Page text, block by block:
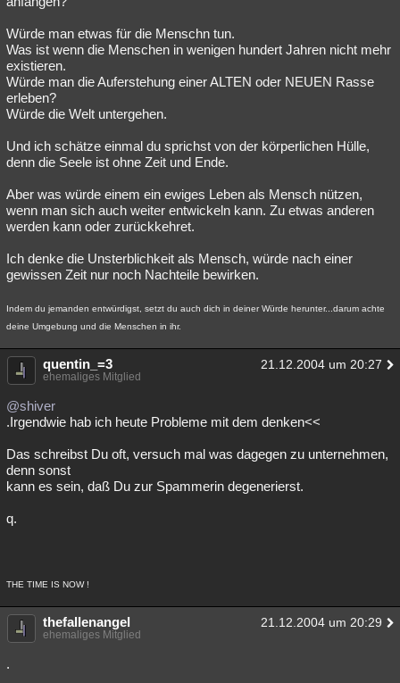
Würde man etwas für die Menschn tun.
Was ist wenn die Menschen in wenigen hundert Jahren nicht mehr
existieren.
Würde man die Auferstehung einer ALTEN oder NEUEN Rasse
erleben?
Würde die Welt untergehen.
Und ich schätze einmal du sprichst von der körperlichen Hülle,
denn die Seele ist ohne Zeit und Ende.
Aber was würde einem ein ewiges Leben als Mensch nützen,
wenn man sich auch weiter entwickeln kann. Zu etwas anderen
werden kann oder zurückkehret.
Ich denke die Unsterblichkeit als Mensch, würde nach einer
gewissen Zeit nur noch Nachteile bewirken.
Indem du jemanden entwürdigst, setzt du auch dich in deiner Würde herunter...darum achte
deine Umgebung und die Menschen in ihr.
quentin_=3 21.12.2004 um 20:27
ehemaliges Mitglied
@shiver
.Irgendwie hab ich heute Probleme mit dem denken<<
Das schreibst Du oft, versuch mal was dagegen zu unternehmen,
denn sonst
kann es sein, daß Du zur Spammerin degenerierst.
q.
THE TIME IS NOW !
thefallenangel 21.12.2004 um 20:29
ehemaliges Mitglied
.